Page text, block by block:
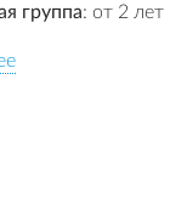
группа: от 2 лет